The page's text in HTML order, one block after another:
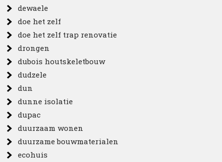
dewaele
doe het zelf
doe het zelf trap renovatie
drongen
dubois houtskeletbouw
dudzele
dun
dunne isolatie
dupac
duurzaam wonen
duurzame bouwmaterialen
ecohuis